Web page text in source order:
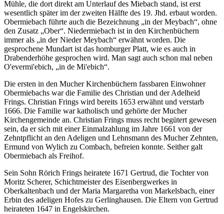
Mühle, die dort direkt am Unterlauf des Miebach stand, ist erst
wesentlich später im der zweiten Hälfte des 19. Jhd. erbaut worden.
Obermiebach führte auch die Bezeichnung „in der Meybach“, ohne
den Zusatz „Ober“. Niedermiebach ist in den Kirchenbüchern
immer als „in der Nieder Meybach“ erwähnt worden. Die
gesprochene Mundart ist das homburger Platt, wie es auch in
Drabenderhöhe gesprochen wird. Man sagt auch schon mal neben
O'evermi'ebich, „in de Mi'ebich“.
Die ersten in den Mucher Kirchenbüchern fassbaren Einwohner
Obermiebachs war die Familie des Christian und der Adelheid
Frings. Christian Frings wird bereits 1653 erwähnt und verstarb
1666. Die Familie war katholisch und gehörte der Mucher
Kirchengemeinde an. Christian Frings muss recht begütert gewesen
sein, da er sich mit einer Einmalzahlung im Jahre 1661 von der
Zehntpflicht an den Adeligen und Lehnsmann des Mucher Zehnten,
Ermund von Wylich zu Combach, befreien konnte. Seither galt
Obermiebach als Freihof.
Sein Sohn Rörich Frings heiratete 1671 Gertrud, die Tochter von
Moritz Scherer, Schichtmeister des Eisenbergwerkes in
Oberkaltenbach und der Maria Margaretha von Markelsbach, einer
Erbin des adeligen Hofes zu Gerlinghausen. Die Eltern von Gertrud
heirateten 1647 in Engelskirchen.